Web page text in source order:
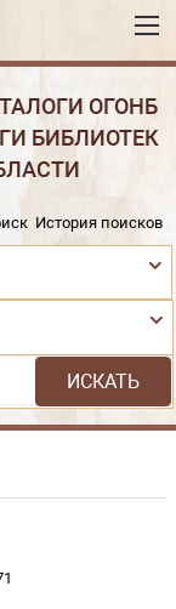
ОГОНБ
БИБЛИОТЕК
История поисков